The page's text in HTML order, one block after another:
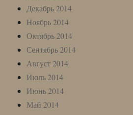
Декабрь 2014
Ноябрь 2014
Октябрь 2014
Сентябрь 2014
Август 2014
Июль 2014
Июнь 2014
Май 2014